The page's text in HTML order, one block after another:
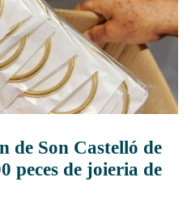
de Son Castelló de
peces de joieria de